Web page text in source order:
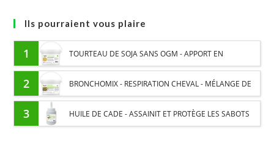
Ils pourraient vous plaire
1 TOURTEAU DE SOJA SANS OGM - APPORT EN
PROTÉINES ET SOUTIEN ÉNERGÉTIQUE POUR CHEVAUX
2 BRONCHOMIX - RESPIRATION CHEVAL - MÉLANGE DE
PLANTES
3 HUILE DE CADE - ASSAINIT ET PROTÈGE LES SABOTS